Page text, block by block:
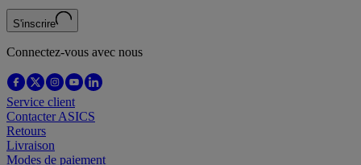
S'inscrire
Connectez-vous avec nous
Service client
Contacter ASICS
Retours
Livraison
Modes de paiement